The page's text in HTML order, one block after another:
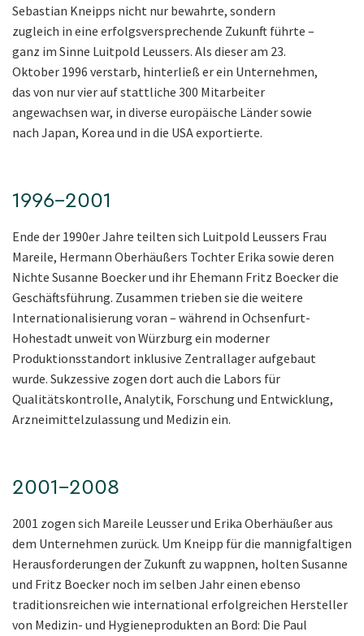
Sebastian Kneipps nicht nur bewahrte, sondern
zugleich in eine erfolgsversprechende Zukunft führte –
ganz im Sinne Luitpold Leussers. Als dieser am 23.
Oktober 1996 verstarb, hinterließ er ein Unternehmen,
das von nur vier auf stattliche 300 Mitarbeiter
angewachsen war, in diverse europäische Länder sowie
nach Japan, Korea und in die USA exportierte.
1996–2001
Ende der 1990er Jahre teilten sich Luitpold Leussers Frau
Mareile, Hermann Oberhäußers Tochter Erika sowie deren
Nichte Susanne Boecker und ihr Ehemann Fritz Boecker die
Geschäftsführung. Zusammen trieben sie die weitere
Internationalisierung voran – während in Ochsenfurt-
Hohestadt unweit von Würzburg ein moderner
Produktionsstandort inklusive Zentrallager aufgebaut
wurde. Sukzessive zogen dort auch die Labors für
Qualitätskontrolle, Analytik, Forschung und Entwicklung,
Arzneimittelzulassung und Medizin ein.
2001–2008
2001 zogen sich Mareile Leusser und Erika Oberhäußer aus
dem Unternehmen zurück. Um Kneipp für die mannigfaltigen
Herausforderungen der Zukunft zu wappnen, holten Susanne
und Fritz Boecker noch im selben Jahr einen ebenso
traditionsreichen wie international erfolgreichen Hersteller
von Medizin- und Hygieneprodukten an Bord: Die Paul